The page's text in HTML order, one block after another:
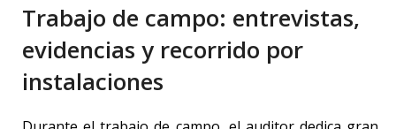
Trabajo de campo: entrevistas,
evidencias y recorrido por
instalaciones